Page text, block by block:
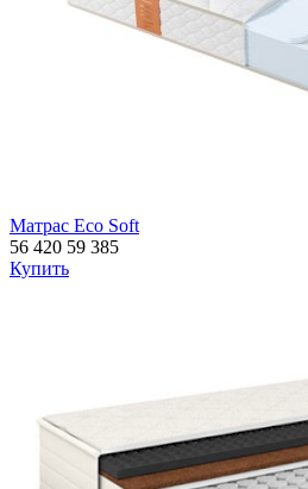
Матрас Eco Soft
56 420 59 385
Купить